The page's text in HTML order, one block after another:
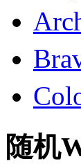
随机